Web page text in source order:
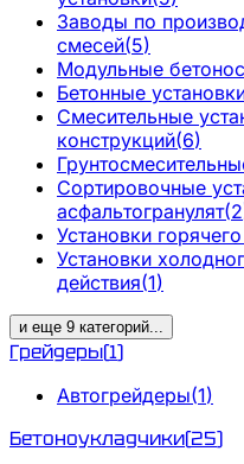
Заводы по
смесей(5)
Модульные
Бетонные
Смесительные
конструкций(6)
Сортировочные
асфальтогранулят(2
Установки
Установки
действия(1)
и еще 9 категорий...
Грейдеры(1)
Автогрейдеры(1)
Бетоноукладчики(25)